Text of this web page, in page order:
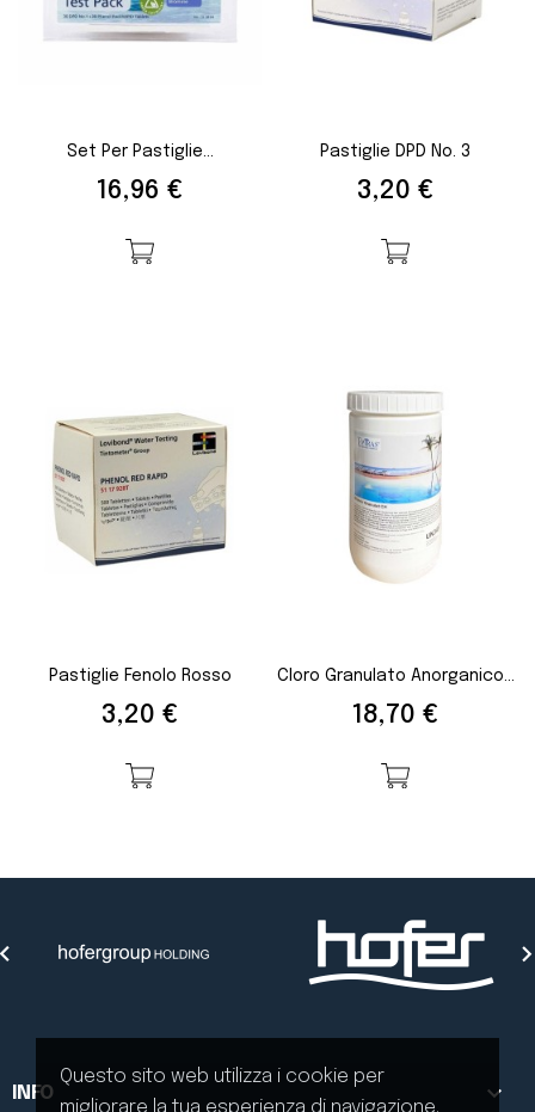
Questo sito web utilizza i cookie per
migliorare la tua esperienza di navigazione.
Set Per Pastiglie...
Prezzo
16,96 €
Pastiglie DPD No. 3
Prezzo
3,20 €
Pastiglie Fenolo Rosso
Prezzo
3,20 €
Cloro Granulato Anorganico...
Prezzo
18,70 €
INFO 